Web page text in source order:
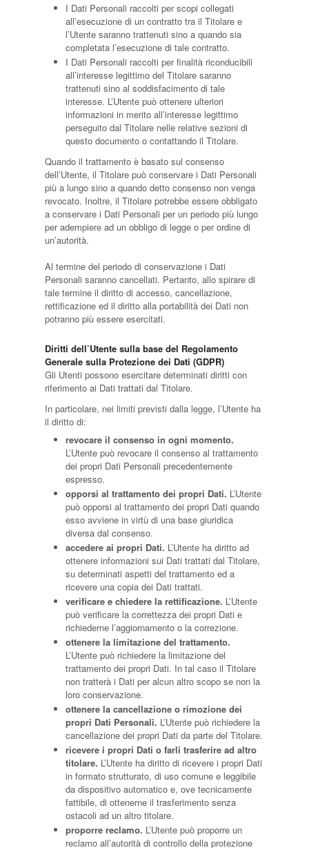
I Dati Personali raccolti per scopi collegati
all’esecuzione di un contratto tra il Titolare e
l’Utente saranno trattenuti sino a quando sia
completata l’esecuzione di tale contratto.
I Dati Personali raccolti per finalità riconducibili
all’interesse legittimo del Titolare saranno
trattenuti sino al soddisfacimento di tale
interesse. L’Utente può ottenere ulteriori
informazioni in merito all’interesse legittimo
perseguito dal Titolare nelle relative sezioni di
questo documento o contattando il Titolare.
Quando il trattamento è basato sul consenso
dell’Utente, il Titolare può conservare i Dati Personali
più a lungo sino a quando detto consenso non venga
revocato. Inoltre, il Titolare potrebbe essere obbligato
a conservare i Dati Personali per un periodo più lungo
per adempiere ad un obbligo di legge o per ordine di
un’autorità.
Al termine del periodo di conservazione i Dati
Personali saranno cancellati. Pertanto, allo spirare di
tale termine il diritto di accesso, cancellazione,
rettificazione ed il diritto alla portabilità dei Dati non
potranno più essere esercitati.
Diritti dell’Utente sulla base del Regolamento
Generale sulla Protezione dei Dati (GDPR)
Gli Utenti possono esercitare determinati diritti con
riferimento ai Dati trattati dal Titolare.
In particolare, nei limiti previsti dalla legge, l’Utente ha
il diritto di:
revocare il consenso in ogni momento.
L’Utente può revocare il consenso al trattamento
dei propri Dati Personali precedentemente
espresso.
opporsi al trattamento dei propri Dati. L’Utente
può opporsi al trattamento dei propri Dati quando
esso avviene in virtù di una base giuridica
diversa dal consenso.
accedere ai propri Dati. L’Utente ha diritto ad
ottenere informazioni sui Dati trattati dal Titolare,
su determinati aspetti del trattamento ed a
ricevere una copia dei Dati trattati.
verificare e chiedere la rettificazione. L’Utente
può verificare la correttezza dei propri Dati e
richiederne l’aggiornamento o la correzione.
ottenere la limitazione del trattamento.
L’Utente può richiedere la limitazione del
trattamento dei propri Dati. In tal caso il Titolare
non tratterà i Dati per alcun altro scopo se non la
loro conservazione.
ottenere la cancellazione o rimozione dei
propri Dati Personali. L’Utente può richiedere la
cancellazione dei propri Dati da parte del Titolare.
ricevere i propri Dati o farli trasferire ad altro
titolare. L’Utente ha diritto di ricevere i propri Dati
in formato strutturato, di uso comune e leggibile
da dispositivo automatico e, ove tecnicamente
fattibile, di ottenerne il trasferimento senza
ostacoli ad un altro titolare.
proporre reclamo. L’Utente può proporre un
reclamo all’autorità di controllo della protezione